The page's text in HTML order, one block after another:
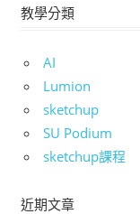
教學分類
AI
Lumion
sketchup
SU Podium
sketchup課程
近期文章